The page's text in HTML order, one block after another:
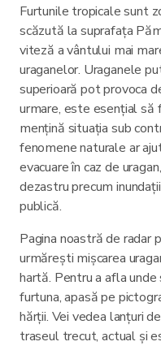
Furtunile tropicale sunt
scăzută la suprafața
viteză a vântului mai
uraganelor. Uraganele
superioară pot provoca
urmare, este esențial să
mențină situația sub
fenomene naturale ar
evacuare în caz de
dezastru precum
publică.
Pagina noastră de radar
urmărești mișcarea
hartă. Pentru a afla
furtuna, apasă pe
hărții. Vei vedea lanțuri
traseul trecut, actual și